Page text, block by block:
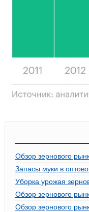
Обзор зернового
Запасы муки в
Уборка урожая
Обзор зернового
Обзор зернового